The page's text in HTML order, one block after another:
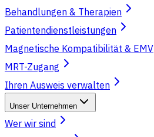
Behandlungen & Therapien
Patientendienstleistungen
Magnetische Kompatibilität & EMV
MRT-Zugang
Ihren Ausweis verwalten
Unser Unternehmen
Wer wir sind